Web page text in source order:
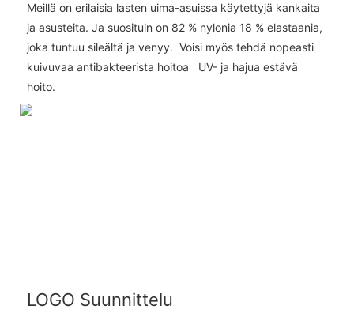
Meillä on erilaisia ​​lasten uima-asuissa käytettyjä kankaita
ja asusteita. Ja suosituin on 82 % nylonia 18 % elastaania,
joka tuntuu sileältä ja venyy. Voisi myös tehdä nopeasti
kuivuvaa antibakteerista hoitoa UV- ja hajua estävä
hoito.
LOGO Suunnittelu